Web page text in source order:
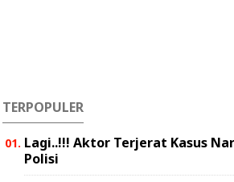
TERPOPULER
Lagi..!!! Aktor Terjerat Kasus
Polisi